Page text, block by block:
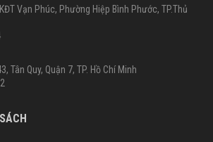
Vạn Phúc, Phường Hiệp Bình Phước, TP.Thủ
Tân Quy, Quận 7, TP. Hồ Chí Minh